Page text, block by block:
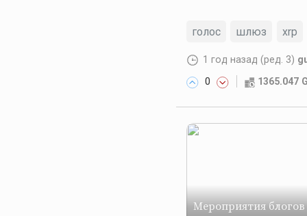
голос шлюз xrp
1 год назад (ред. 3)
0 1365.047
Мероприятия блогов